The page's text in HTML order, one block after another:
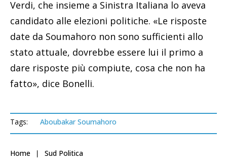
Verdi, che insieme a Sinistra Italiana lo aveva
candidato alle elezioni politiche. «Le risposte
date da Soumahoro non sono sufficienti allo
stato attuale, dovrebbe essere lui il primo a
dare risposte più compiute, cosa che non ha
fatto», dice Bonelli.
Tags: Aboubakar Soumahoro
Home Sud Politica